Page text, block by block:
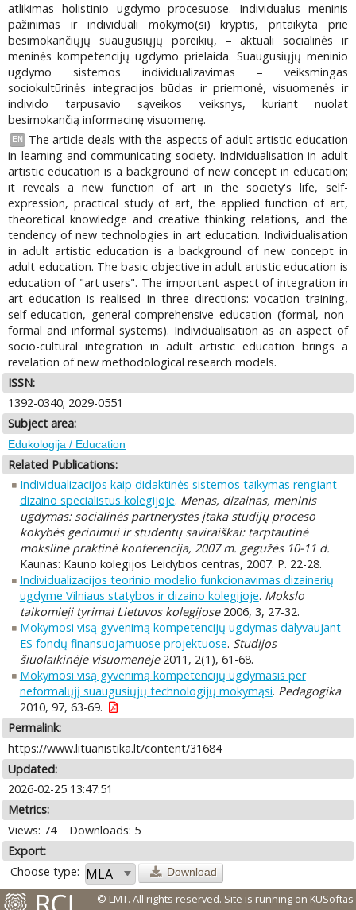
atlikimas holistinio ugdymo procesuose. Individualus meninis
pažinimas ir individuali mokymo(si) kryptis, pritaikyta prie
besimokančiųjų suaugusiųjų poreikių, – aktuali socialinės ir
meninės kompetencijų ugdymo prielaida. Suaugusiųjų meninio
ugdymo sistemos individualizavimas – veiksmingas
sociokultūrinės integracijos būdas ir priemonė, visuomenės ir
individo tarpusavio sąveikos veiksnys, kuriant nuolat
besimokančią informacinę visuomenę.
EN
The article deals with the aspects of adult artistic education
in learning and communicating society. Individualisation in adult
artistic education is a background of new concept in education;
it reveals a new function of art in the society's life, self-
expression, practical study of art, the applied function of art,
theoretical knowledge and creative thinking relations, and the
tendency of new technologies in art education. Individualisation
in adult artistic education is a background of new concept in
adult education. The basic objective in adult artistic education is
education of "art users". The important aspect of integration in
art education is realised in three directions: vocation training,
self-education, general-comprehensive education (formal, non-
formal and informal systems). Individualisation as an aspect of
socio-cultural integration in adult artistic education brings a
revelation of new methodological research models.
ISSN:
1392-0340; 2029-0551
Subject area:
Edukologija / Education
Related Publications:
Individualizacijos kaip didaktinės sistemos taikymas rengiant
dizaino specialistus kolegijoje. Menas, dizainas, meninis
ugdymas: socialinės partnerystės įtaka studijų proceso
kokybės gerinimui ir studentų saviraiškai: tarptautinė
mokslinė praktinė konferencija, 2007 m. gegužės 10-11 d.
Kaunas: Kauno kolegijos Leidybos centras, 2007. P. 22-28.
Individualizacijos teorinio modelio funkcionavimas dizainerių
ugdyme Vilniaus statybos ir dizaino kolegijoje. Mokslo
taikomieji tyrimai Lietuvos kolegijose2006, 3, 27-32.
Mokymosi visą gyvenimą kompetencijų ugdymas dalyvaujant
ES fondų finansuojamuose projektuose. Studijos
šiuolaikinėje visuomenėje2011, 2(1), 61-68.
Mokymosi visą gyvenimą kompetencijų ugdymasis per
neformalųjį suaugusiųjų technologijų mokymąsi. Pedagogika
2010, 97, 63-69.
Permalink:
https://www.lituanistika.lt/content/31684
Updated:
2026-02-25 13:47:51
Metrics:
Views: 74
Downloads: 5
Export:
Choose type:
Download
© LMT. All rights reserved. Site is running on KUSoftas